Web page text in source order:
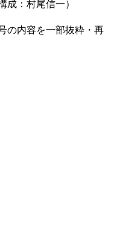
成：村尾信一）
の内容を一部抜粋・再